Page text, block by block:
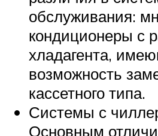
обслуживания:
кондиционеры с
хладагента,
возможность
кассетного типа.
Системы с
Основным